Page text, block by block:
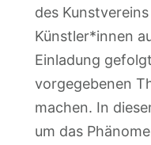
des
Künstler*innen
Einladung
vorgegebenen
machen. In
um das